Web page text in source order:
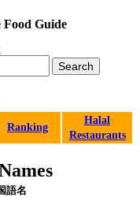
Food Guide
Ranking
Halal
Restaurants
語名